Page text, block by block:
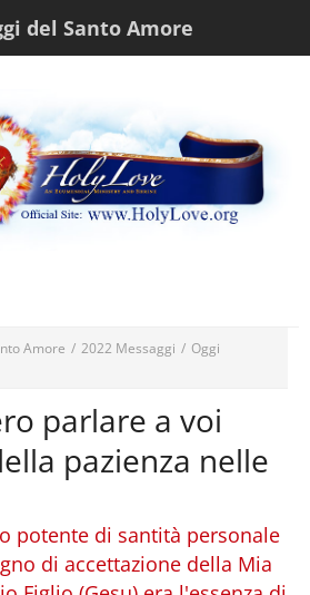
Amore / 2022 Messaggi / Oggi
parlare a voi
pazienza nelle
potente di santità personale
di accettazione della Mia
del Santo Amore